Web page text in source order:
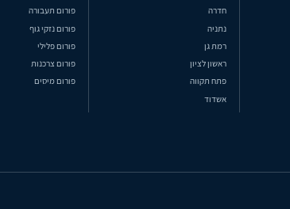
חדרה
נתניה
רמת גן
ראשון לציון
פתח תקווה
אשדוד
פורום תעבורה
פורום נזקי גוף
פורום פלילי
פורום צרכנות
פורום מיסים